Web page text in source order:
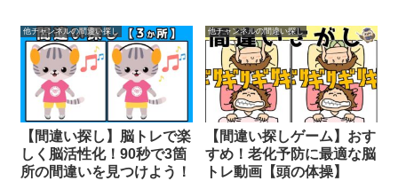
他チャンネルの間違い探し
【間違い探し】脳トレで楽
しく脳活性化！90秒で3箇
所の間違いを見つけよう！
他チャンネルの間違い探し
【間違い探しゲーム】おす
すめ！老化予防に最適な脳
トレ動画【頭の体操】